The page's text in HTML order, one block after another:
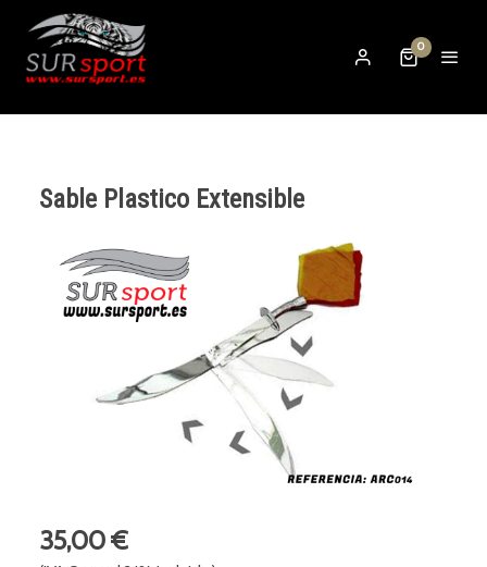
0
Sable Plastico Extensible
35,00 €